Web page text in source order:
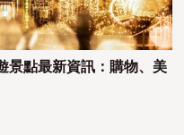
景點最新資訊：購物、美